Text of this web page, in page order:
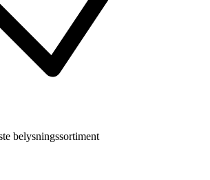
belysningssortiment